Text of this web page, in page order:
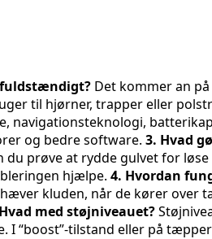
fuldstændigt? Det kommer an
til hjørner, trapper eller
navigationsteknologi,
og bedre software. 3. Hvad
prøve at rydde gulvet for
hjælpe. 4. Hvordan
kluden, når de kører
med støjniveauet?
“boost”-tilstand eller på